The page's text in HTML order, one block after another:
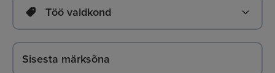
Töö valdkond